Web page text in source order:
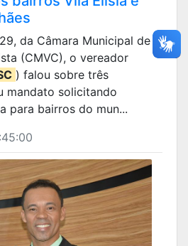
da Câmara Municipal de
(CMVC), o vereador
) falou sobre três
mandato solicitando
para bairros do mun...